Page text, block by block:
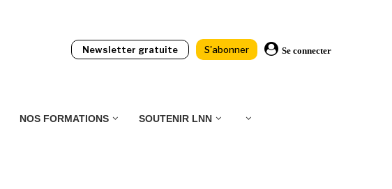
Newsletter gratuite S'abonner Se connecter
NOS FORMATIONS SOUTENIR LNN